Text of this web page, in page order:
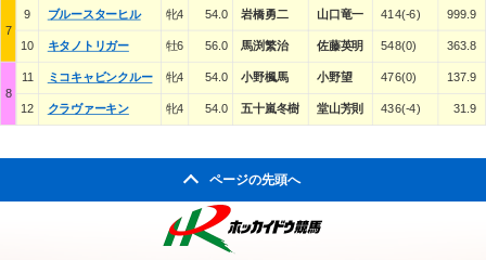
7
9 ブルースターヒル 牝4 54.0 岩橋勇二 山口竜一 414(-6) 999.9
10 キタノトリガー 牡6 56.0 馬渕繁治 佐藤英明 548(0) 363.8
8
11 ミコキャビンクルー 牝4 54.0 小野楓馬 小野望 476(0) 137.9
12 クラヴァーキン 牝4 54.0 五十嵐冬樹 堂山芳則 436(-4) 31.9
ページの先頭へ